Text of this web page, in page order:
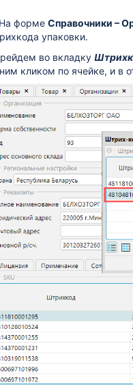
основании документа
(по постановлению
форме Справочники –
упаковки.
во вкладку
кликом по ячейке, и в